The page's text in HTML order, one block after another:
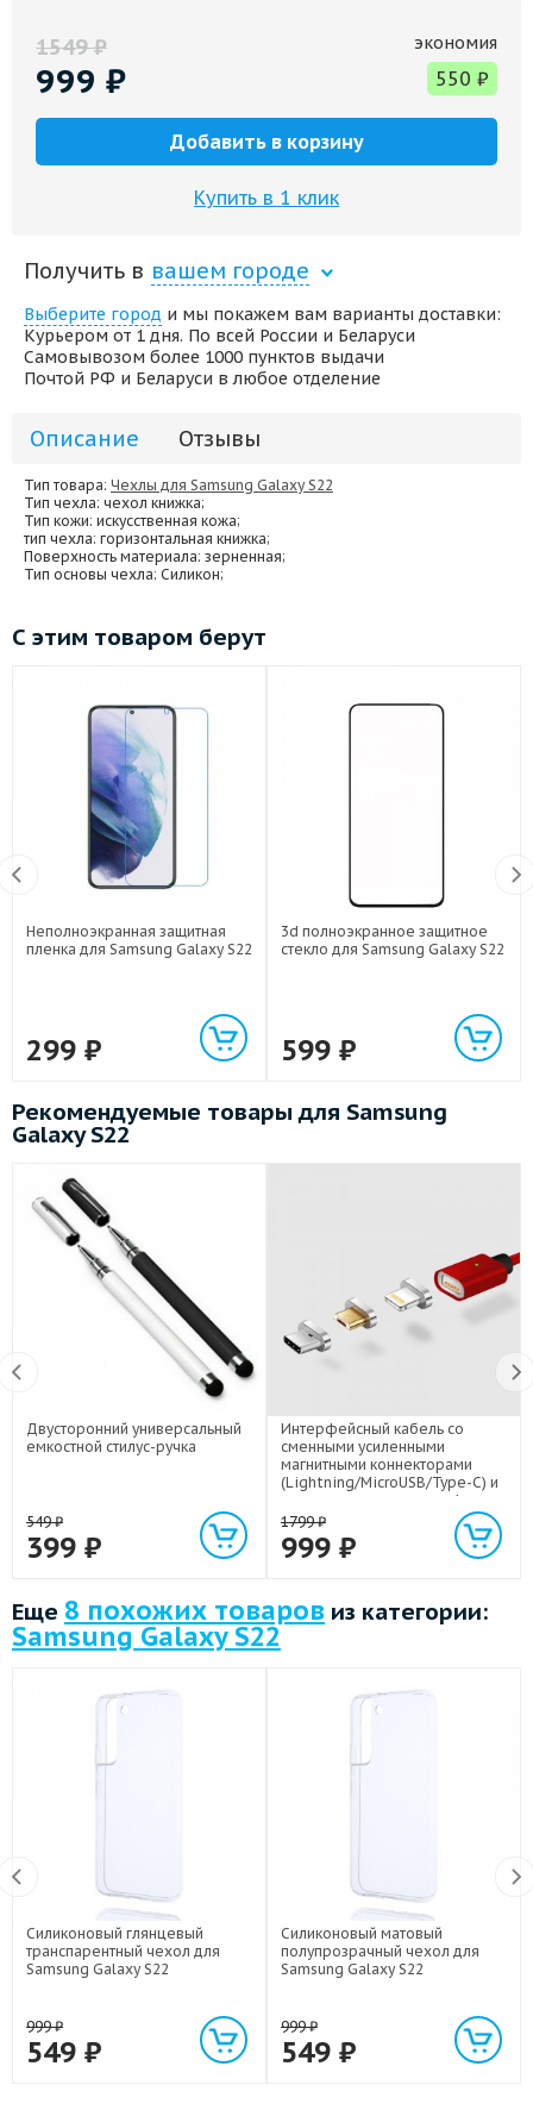
1549₽
999 ₽
экономия
550 ₽
Добавить в корзину
Купить в 1 клик
Получить в вашем городе
Выберите город и мы покажем вам варианты доставки:
Курьером от 1 дня. По всей России и Беларуси
Самовывозом более 1000 пунктов выдачи
Почтой РФ и Беларуси в любое отделение
Описание Отзывы
Тип товара: Чехлы для Samsung Galaxy S22
Тип чехла: чехол книжка;
Тип кожи: искусственная кожа;
тип чехла: горизонтальная книжка;
Поверхность материала: зерненная;
Тип основы чехла: Силикон;
С этим товаром берут
Неполноэкранная защитная
пленка для Samsung Galaxy S22
299 ₽
3d полноэкранное защитное
стекло для Samsung Galaxy S22
599 ₽
Рекомендуемые товары для Samsung
Galaxy S22
Двусторонний универсальный
емкостной стилус-ручка
549₽
399 ₽
Интерфейсный кабель со
сменными усиленными
магнитными коннекторами
(Lightning/MicroUSB/Type-C) и
световым индикатором 1м
1799₽
999 ₽
Еще 8 похожих товаров из категории:
Samsung Galaxy S22
Силиконовый глянцевый
транспарентный чехол для
Samsung Galaxy S22
999₽
549 ₽
Силиконовый матовый
полупрозрачный чехол для
Samsung Galaxy S22
999₽
549 ₽